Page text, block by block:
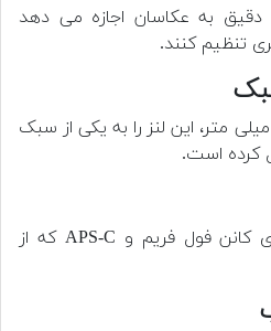
به عکاسان اجازه می دهد
تنظیم کنند.
وزن فقط 160 گرم و طول 39 میلی متر، این لنز را به یکی از سبک
کرده است.
سازگار با تمامی دوربین های کانن فول فریم و APS-C که از